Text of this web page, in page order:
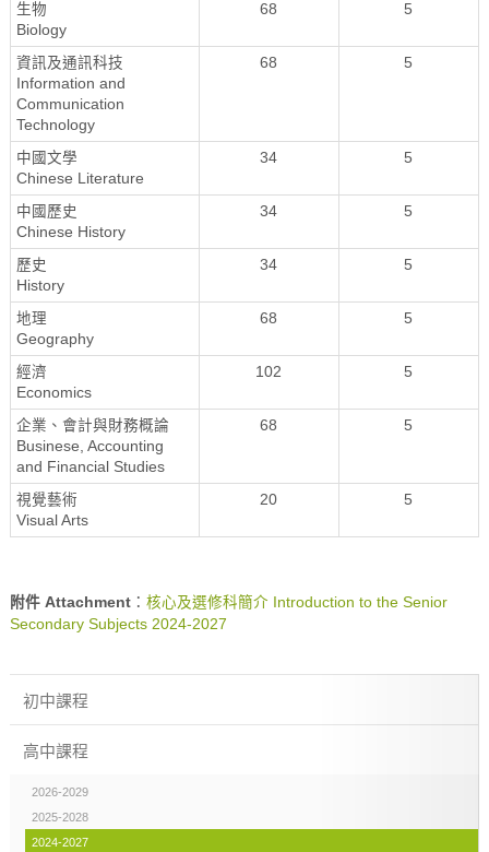
生物
Biology
68 5
資訊及通訊科技
Information and
Communication
Technology
68 5
中國文學
Chinese Literature
34 5
中國歷史
Chinese History
34 5
歷史
History
34 5
地理
Geography
68 5
經濟
Economics
102 5
企業、會計與財務概論
Businese, Accounting
and Financial Studies
68 5
視覺藝術
Visual Arts
20 5
附件 Attachment： 核心及選修科簡介 Introduction to the Senior
Secondary Subjects 2024-2027
初中課程
高中課程
2026-2029
2025-2028
2024-2027